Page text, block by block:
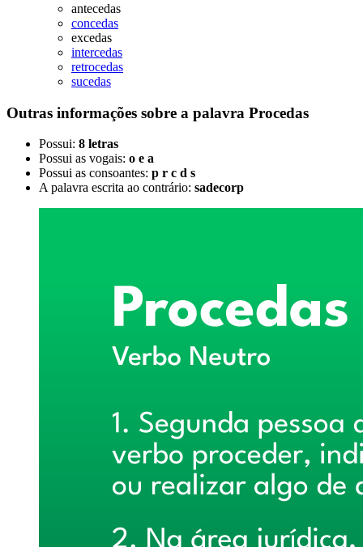
antecedas
concedas
excedas
intercedas
retrocedas
sucedas
Outras informações sobre a palavra Procedas
Possui: 8 letras
Possui as vogais: o e a
Possui as consoantes: p r c d s
A palavra escrita ao contrário: sadecorp